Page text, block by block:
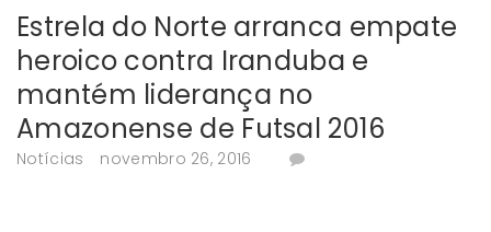
Estrela do Norte arranca empate
heroico contra Iranduba e
mantém liderança no
Amazonense de Futsal 2016
Notícias novembro 26, 2016